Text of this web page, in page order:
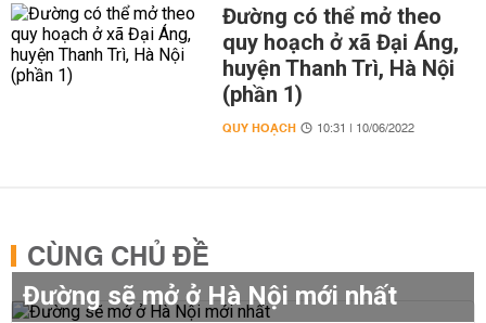
Đường có thể mở theo
quy hoạch ở xã Đại Áng,
huyện Thanh Trì, Hà Nội
(phần 1)
QUY HOẠCH 10:31 | 10/06/2022
CÙNG CHỦ ĐỀ
Đường sẽ mở ở Hà Nội mới nhất